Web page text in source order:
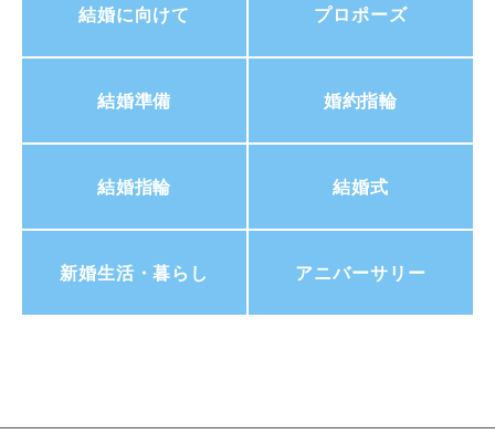
結婚に向けて プロポーズ
結婚準備 婚約指輪
結婚指輪 結婚式
新婚生活・暮らし アニバーサリー